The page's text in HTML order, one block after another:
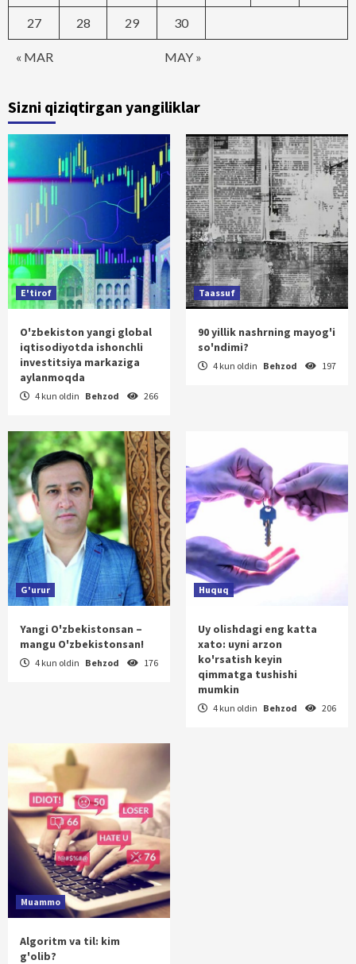
« MAR MAY »
27 28 29 30
Sizni qiziqtirgan yangiliklar
E'tirof
O'zbekiston yangi global
iqtisodiyotda ishonchli
investitsiya markaziga
aylanmoqda
4 kun oldin Behzod 266
Taassuf
90 yillik nashrning mayog'i
so'ndimi?
4 kun oldin Behzod 197
G'urur
Yangi O'zbekistonsan –
mangu O'zbekistonsan!
4 kun oldin Behzod 176
Huquq
Uy olishdagi eng katta
xato: uyni arzon
ko'rsatish keyin
qimmatga tushishi
mumkin
4 kun oldin Behzod 206
Muammo
Algoritm va til: kim
g'olib?